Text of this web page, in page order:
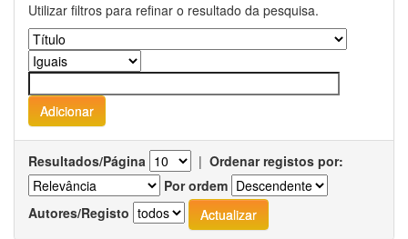
Utilizar filtros para refinar o resultado da pesquisa.
Resultados/Página | Ordenar registos por:
Por ordem
Autores/Registo